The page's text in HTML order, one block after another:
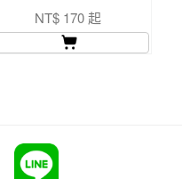
NT$ 170 起